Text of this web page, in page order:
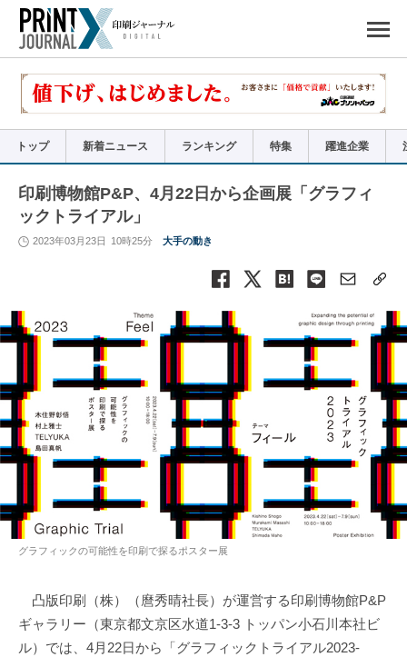
で
リ
トップ 新着ニュース ランキング 特集 躍進企業
印刷博物館P&P、4月22日から企画展「グラフィ
ックトライアル」
2023年03月23日 10時25分 大手の動き
グラフィックの可能性を印刷で探るポスター展
凸版印刷（株）（麿秀晴社長）が運営する印刷博物館P&P
ギャラリー（東京都文京区水道1-3-3 トッパン小石川本社ビ
ル）では、4月22日から「グラフィックトライアル2023-